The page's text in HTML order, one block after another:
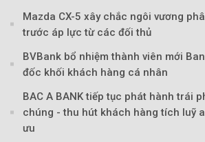
Mazda CX-5 xây chắc ngôi vương
trước áp lực từ các đối thủ
BVBank bổ nhiệm thành viên mới
đốc khối khách hàng cá nhân
BAC A BANK tiếp tục phát hành trái
chúng - thu hút khách hàng tích luỹ
ưu